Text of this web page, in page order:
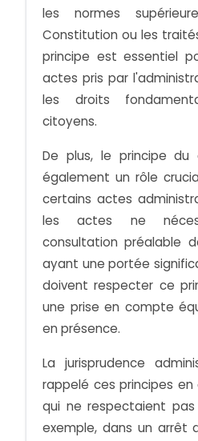
les normes
Constitution ou les
principe est essentiel
actes pris par
les droits
citoyens.
De plus, le principe du
également un rôle
certains actes
les actes ne
consultation préalable
ayant une portée
doivent respecter ce
une prise en compte
en présence.
La jurisprudence
rappelé ces principes
qui ne respectaient pas
exemple, dans un arrêt